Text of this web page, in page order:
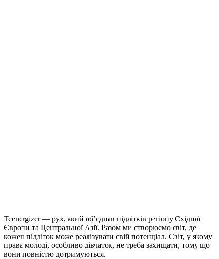
Teenergizer — рух, який об’єднав підлітків регіону Східної
Європи та Центральної Азії. Разом ми створюємо світ, де
кожен підліток може реалізувати свій потенціал. Світ, у якому
права молоді, особливо дівчаток, не треба захищати, тому що
вони повністю дотримуються.